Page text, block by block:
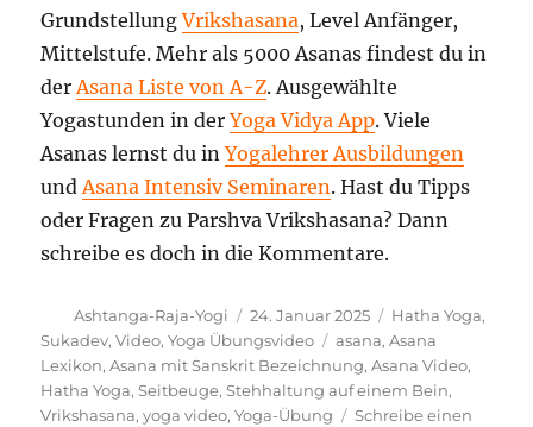
GrundstellungVrikshasana, Level Anfänger,
Mittelstufe. Mehr als 5000 Asanas findest du in
der Asana Liste von A-Z. Ausgewählte
Yogastunden in derYoga Vidya App. Viele
Asanas lernst du inYogalehrer Ausbildungen
und Asana Intensiv Seminaren. Hast du Tipps
oder Fragen zu Parshva Vrikshasana? Dann
schreibe es doch in die Kommentare.
Autor
Ashtanga-Raja-Yogi
Veröffentlicht
am
24. Januar 2025 Kategorien
Hatha Yoga,
Sukadev,Video,Yoga Übungsvideo Schlagwörter
asana,Asana
Lexikon,Asana mit Sanskrit Bezeichnung,Asana Video,
Hatha Yoga,Seitbeuge,Stehhaltung auf einem Bein,
Vrikshasana,yoga video,Yoga-Übung
Schreibe einen